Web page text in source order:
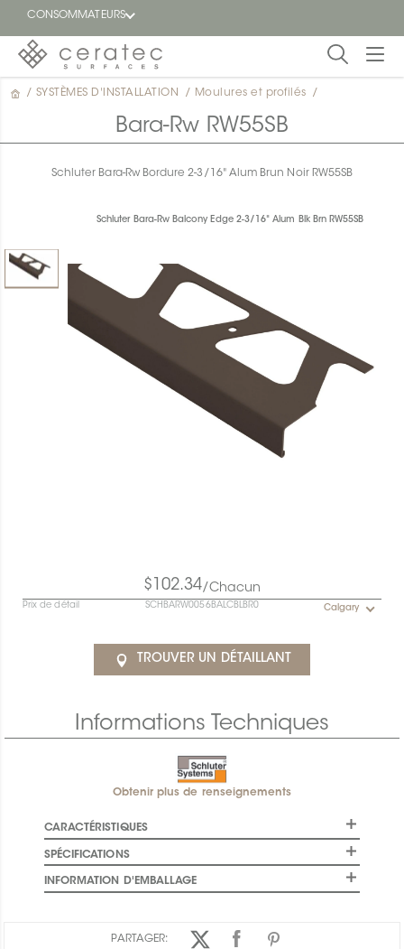
CONSOMMATEURS
En
vedette
un
/ SYSTÈMES D'INSTALLATION / Moulures et profilés /
Bara-Rw RW55SB
Schluter Bara-Rw Bordure 2-3/16" Alum Brun Noir RW55SB
Schluter Bara-Rw Balcony Edge 2-3/16" Alum Blk Brn RW55SB
$102.34/Chacun
Prix de détail SCHBARW0056BALCBLBR0 Calgary
TROUVER UN DÉTAILLANT
Informations Techniques
Obtenir plus de renseignements
CARACTÉRISTIQUES
SPÉCIFICATIONS
INFORMATION D'EMBALLAGE
PARTAGER: